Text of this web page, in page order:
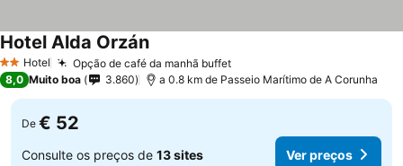
2 Estrelas
Hotel Opção de café da manhã buffet
Hotel Alda Orzán
8,0 Muito boa 3.860 a 0.8 km de Passeio Marítimo de A Corunha
De € 52
Consulte os preços de 13 sites Ver preços